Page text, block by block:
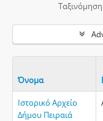
Όνομα
Ιστορικό Αρχείο
Δήμου Πειραιά